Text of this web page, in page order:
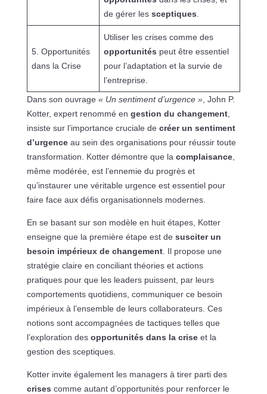
de gérer les sceptiques
5. Opportunités
dans la Crise
Utiliser les crises comme des
opportunités peut être essentiel
pour l’adaptation et la survie de
l’entreprise.
Dans son ouvrage « Un sentiment d’urgence », John P.
Kotter, expert renommé en gestion du changement,
insiste sur l’importance cruciale de créer un sentiment
d’urgenceau sein des organisations pour réussir toute
transformation. Kotter démontre que la complaisance,
même modérée, est l’ennemie du progrès et
qu’instaurer une véritable urgence est essentiel pour
faire face aux défis organisationnels modernes.
En se basant sur son modèle en huit étapes, Kotter
enseigne que la première étape est de susciter un
besoin impérieux de changement. Il propose une
stratégie claire en conciliant théories et actions
pratiques pour que les leaders puissent, par leurs
comportements quotidiens, communiquer ce besoin
impérieux à l’ensemble de leurs collaborateurs. Ces
notions sont accompagnées de tactiques telles que
l’exploration des opportunités dans la criseet la
gestion des sceptiques.
Kotter invite également les managers à tirer parti des
crises comme autant d’opportunités pour renforcer le